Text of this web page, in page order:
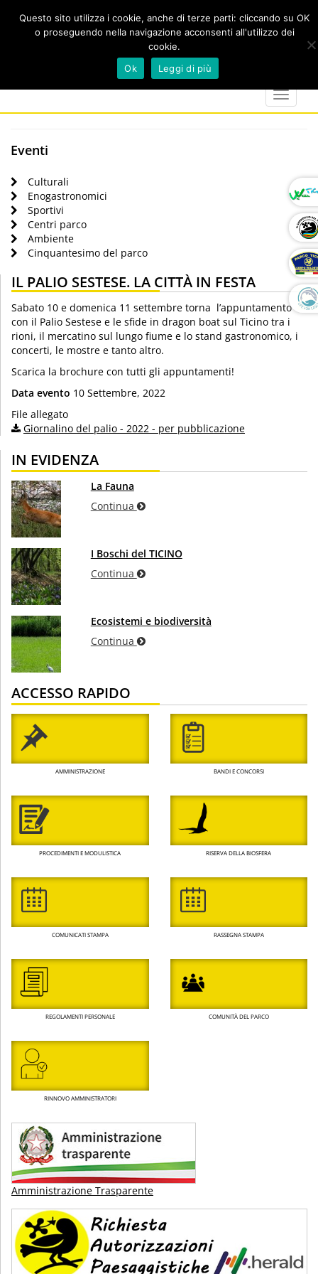
marker
calendar
Toggle
Eventi
Culturali
Enogastronomici
Sportivi
Centri parco
Ambiente
Cinquantesimo del parco
IL PALIO SESTESE. LA CITTÀ IN FESTA
Sabato 10 e domenica 11 settembre torna l’appuntamento
con il Palio Sestese e le sfide in dragon boat sul Ticino tra i
rioni, il mercatino sul lungo fiume e lo stand gastronomico, i
concerti, le mostre e tanto altro.
Scarica la brochure con tutti gli appuntamenti!
Data evento 10 Settembre, 2022
File allegato
Giornalino del palio - 2022 - per pubblicazione
IN EVIDENZA
La Fauna
Continua
I Boschi del TICINO
Continua
Ecosistemi e biodiversità
Continua
ACCESSO RAPIDO
AMMINISTRAZIONE BANDI E CONCORSI
PROCEDIMENTI E MODULISTICA RISERVA DELLA BIOSFERA
COMUNICATI STAMPA RASSEGNA STAMPA
REGOLAMENTI PERSONALE COMUNITÀ DEL PARCO
RINNOVO AMMINISTRATORI
Amministrazione Trasparente
Questo sito utilizza i cookie, anche di terze parti: cliccando su OK
o proseguendo nella navigazione acconsenti all'utilizzo dei
cookie.
Ok
Leggi di più